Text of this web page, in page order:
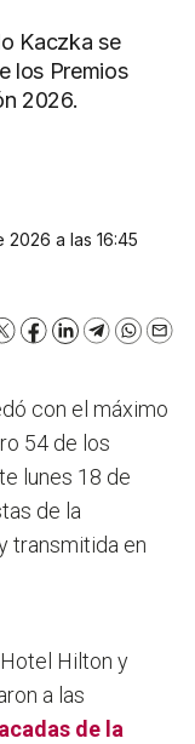
Kaczka se
los Premios
2026.
a las 16:45
X Facebook
LinkedInTelegram
con el máximo
54 de los
lunes 18 de
de la
transmitida en
Hilton y
a las
de la